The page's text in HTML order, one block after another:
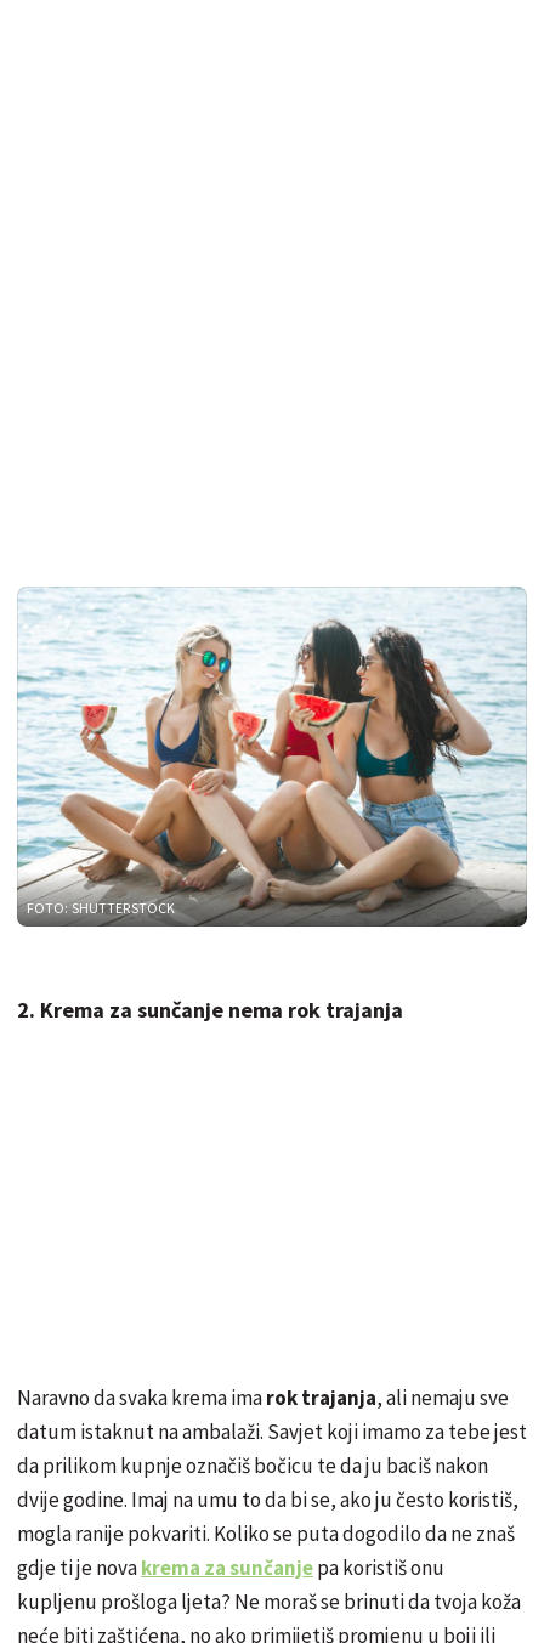
FOTO: SHUTTERSTOCK
2. Krema za sunčanje nema rok trajanja
Naravno da svaka krema imarok trajanja, ali nemaju sve
datum istaknut na ambalaži. Savjet koji imamo za tebe jest
da prilikom kupnje označiš bočicu te da ju baciš nakon
dvije godine. Imaj na umu to da bi se, ako ju često koristiš,
mogla ranije pokvariti. Koliko se puta dogodilo da ne znaš
gdje ti je novakrema za sunčanjepa koristiš onu
kupljenu prošloga ljeta? Ne moraš se brinuti da tvoja koža
neće biti zaštićena, no ako primijetiš promjenu u boji ili